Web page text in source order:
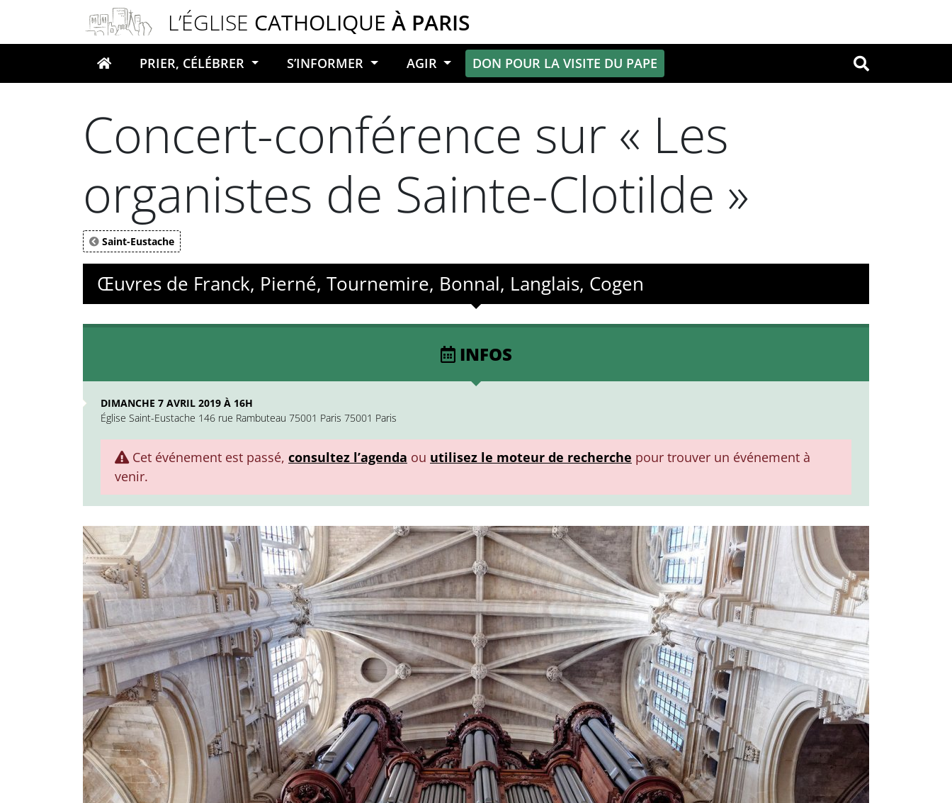
L’ÉGLISE CATHOLIQUE À PARIS
Votre recherche OK
PRIER, CÉLÉBRER S’INFORMER AGIR DON POUR LA VISITE DU PAPE
Concert-conférence sur « Les
organistes de Sainte-Clotilde »
Saint-Eustache
Œuvres de Franck, Pierné, Tournemire, Bonnal, Langlais, Cogen
INFOS
DIMANCHE 7 AVRIL 2019 À 16H
Église Saint-Eustache 146 rue Rambuteau 75001 Paris 75001 Paris
Cet événement est passé, consultez l’agenda ou utilisez le moteur de recherche pour trouver un événement à
venir.
Panneau de gestion des cookies